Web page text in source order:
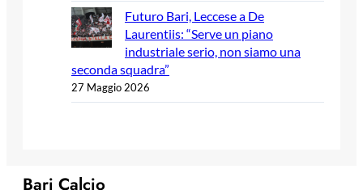
Futuro Bari, Leccese a De
Laurentiis: “Serve un piano
industriale serio, non siamo una
seconda squadra”
27 Maggio 2026
Bari Calcio